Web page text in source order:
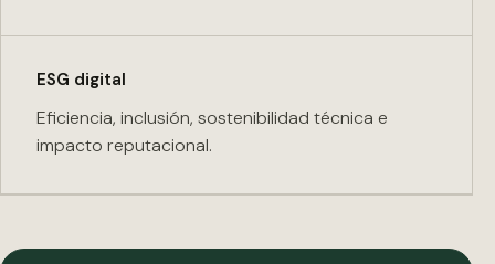
ESG digital
Eficiencia, inclusión, sostenibilidad técnica e
impacto reputacional.